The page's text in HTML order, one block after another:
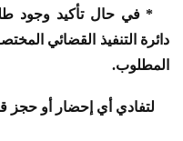
* في حال تأكيد وجود
دائرة التنفيذ القضائي
المطلوب.
لتفادي أي إحضار أو حجز